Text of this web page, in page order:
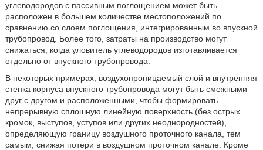
углеводородов с пассивным поглощением может быть
расположен в большем количестве местоположений по
сравнению со слоем поглощения, интегрированным во впускной
трубопровод. Более того, затраты на производство могут
снижаться, когда уловитель углеводородов изготавливается
отдельно от впускного трубопровода.
В некоторых примерах, воздухопроницаемый слой и внутренняя
стенка корпуса впускного трубопровода могут быть смежными
друг с другом и расположенными, чтобы формировать
непрерывную сплошную линейную поверхность (без острых
кромок, выступов, уступов или других неоднородностей),
определяющую границу воздушного проточного канала, тем
самым, снижая потери в воздушном проточном канале. Кроме